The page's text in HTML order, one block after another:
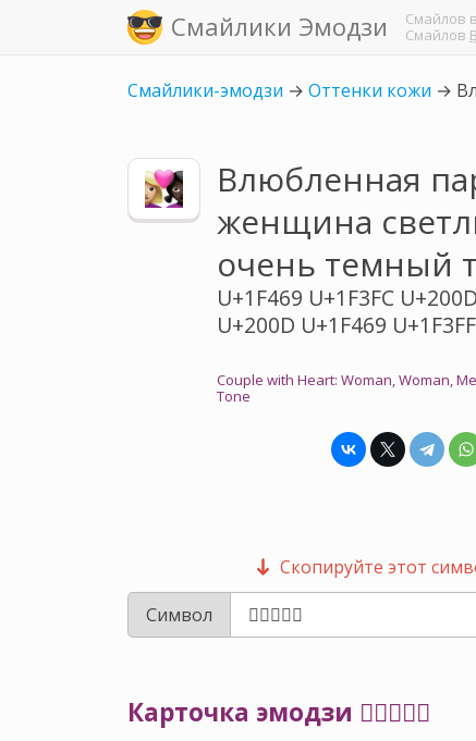
Смайлики Эмодзи Смайлов
Смайлов
Смайлики-эмодзи → Оттенки кожи →
Влюбленная
женщина
очень темный
U+1F469 U+1F3FC
U+200D U+1F469 U+1F3FF
Couple with Heart: Woman, Woman,
Tone
Скопируйте этот
Символ
Карточка эмодзи 👩🏼‍❤️‍👩🏿